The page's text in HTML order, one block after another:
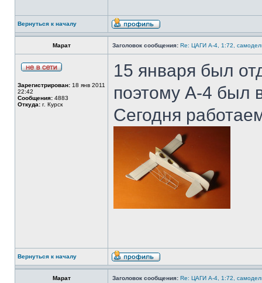
Вернуться к началу
Марат Заголовок сообщения: Re: ЦАГИ А-4, 1:72,
Зарегистрирован: 18 янв 2011
22:42
Сообщения: 4883
Откуда: г. Курск
15 января был
поэтому А-4 был
Сегодня
Вернуться к началу
Марат Заголовок сообщения: Re: ЦАГИ А-4, 1:72,